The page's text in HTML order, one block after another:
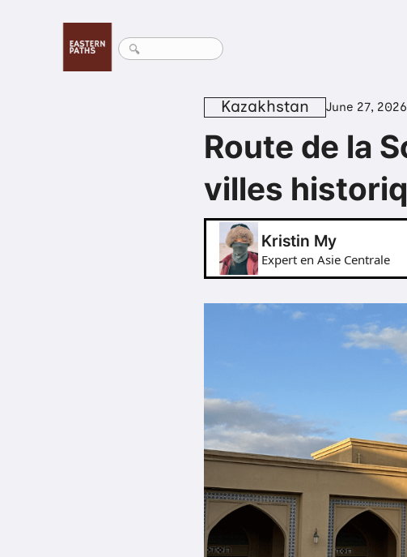
Kazakhstan June 27, 2026
Route de la
villes
Kristin My
Expert en Asie Centrale